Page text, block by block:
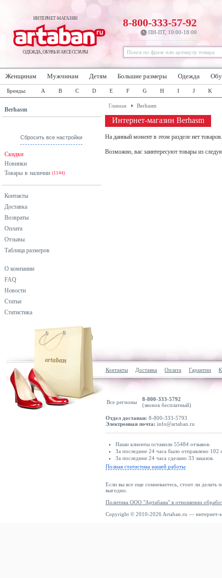
ИНТЕРНЕТ-МАГАЗИН
ОДЕЖДА, ОБУВЬ И АКСЕССУАРЫ
8-800-333-57-92
ПН-ПТ, 10:00-18:00
Женщинам Мужчинам Детям Большие размеры Одежда
Бренды: A B C D E F G H I J K
Berhasm
Сбросить все настройки
Скидки
Новинки
Товары в наличии (1144)
Контакты
Доставка
Возвраты
Оплата
Отзывы
Таблица размеров
О компании
FAQ
Новости
Статьи
Статистика
Главная Berhasm
Интернет-магазин Berhasm
На данный момент в этом разделе нет
Возможно, вас заинтересуют товары из
Контакты Доставка Оплата Гарантии
Все регионы
8-800-333-5792
(звонок бесплатный)
Отдел доставки: 8-800-333-5793
Электронная почта: info@artaban.ru
Наши клиенты оставили 55484 отзывов.
За последние 24 часа было отправлено
За последние 24 часа сделано 33 заказов.
Полная статистика нашей работы
Если вы все еще сомневаетесь, стоит ли делать
выгодно.
Политика ООО "Артабана" в отношении
Copyright © 2010-2026 Artaban.ru — интернет-